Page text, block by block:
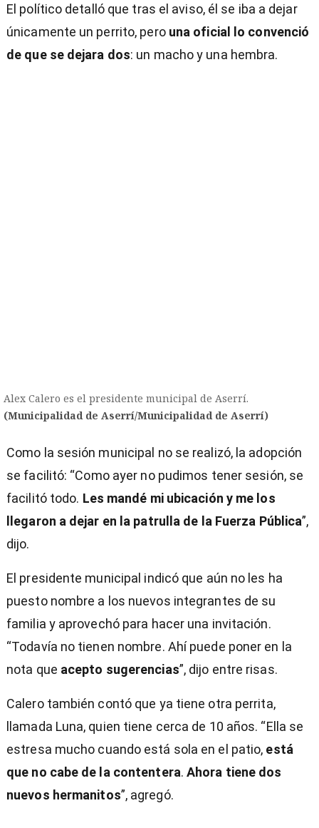
El político detalló que tras el aviso, él se iba a dejar
únicamente un perrito, pero una oficial lo convenció
de que se dejara dos: un macho y una hembra.
Alex Calero es el presidente municipal de Aserrí.
(Municipalidad de Aserrí/Municipalidad de Aserrí)
Como la sesión municipal no se realizó, la adopción
se facilitó: “Como ayer no pudimos tener sesión, se
facilitó todo. Les mandé mi ubicación y me los
llegaron a dejar en la patrulla de la Fuerza Pública”,
dijo.
El presidente municipal indicó que aún no les ha
puesto nombre a los nuevos integrantes de su
familia y aprovechó para hacer una invitación.
“Todavía no tienen nombre. Ahí puede poner en la
nota que acepto sugerencias”, dijo entre risas.
Calero también contó que ya tiene otra perrita,
llamada Luna, quien tiene cerca de 10 años. “Ella se
estresa mucho cuando está sola en el patio, está
que no cabe de la contentera.Ahora tiene dos
nuevos hermanitos”, agregó.